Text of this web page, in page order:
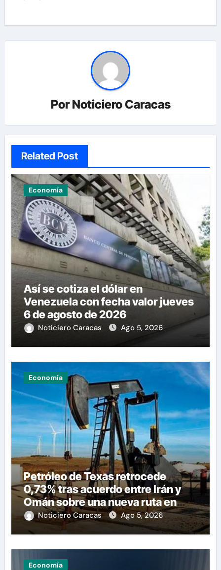
PorNoticiero Caracas
Related Post
Economía
Así se cotiza el dólar en
Venezuela con fecha valor jueves
6 de agosto de 2026
Noticiero Caracas Ago 5, 2026
Economía
Petróleo de Texas retrocede
0,73% tras acuerdo entre Irán y
Omán sobre una nueva ruta en
Ormuz
Noticiero Caracas Ago 5, 2026
Economía